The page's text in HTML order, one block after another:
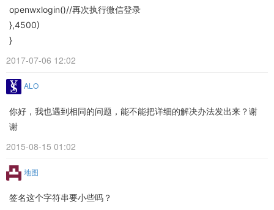
openwxlogin()//再次执行微信登录
},4500)
}
2017-07-06 12:02
ALO
你好，我也遇到相同的问题，能不能把详细的解决办法发出来？谢
谢
2015-08-15 01:02
地图
签名这个字符串要小些吗？